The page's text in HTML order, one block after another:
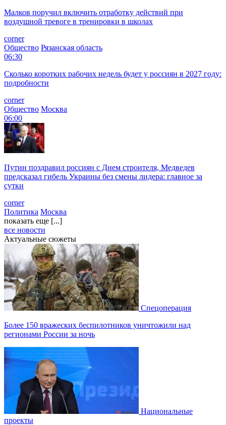
Малков поручил включить отработку действий при
воздушной тревоге в тренировки в школах
corner
Общество Рязанская область
06:30
Сколько коротких рабочих недель будет у россиян в 2027 году:
подробности
corner
Общество Москва
06:00
Путин поздравил россиян с Днем строителя, Медведев
предсказал гибель Украины без смены лидера: главное за
сутки
corner
Политика Москва
показать еще [...]
все новости
Актуальные сюжеты
Спецоперация
Более 150 вражеских беспилотников уничтожили над
регионами России за ночь
Национальные
проекты